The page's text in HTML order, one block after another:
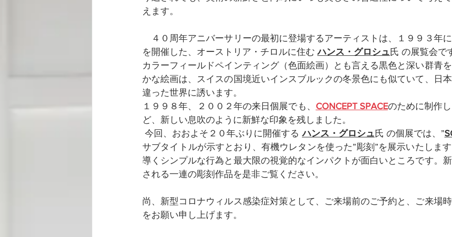
えます。
４０周年アニバーサリーの最初に登場するアーティストは、１９９３年
を開催した、オーストリア・チロルに住む ハンス・グロシュ 氏 の展覧会で
カラーフィールドペインティング（色面絵画）とも言える黒色と深い群青
かな絵画は、スイスの国境近いインスブルックの冬景色にも似ていて、日
違った世界に誘います。
１９９８年、２００２年の来日個展でも、 CONCEPT SPACEのために制作
ど、新しい息吹のように新鮮な印象を残しました。
今回、おおよそ２０年ぶりに開催する ハンス・グロシュ 氏 の個展では、”
サブタイトルが示すとおり、有機ウレタンを使った”彫刻”を展示いたしま
導くシンプルな行為と最大限の視覚的なインパクトが面白いところです。
される一連の彫刻作品を是非ご覧ください。
尚、新型コロナウィルス感染症対策として、ご来場前のご予約と、ご来場
をお願い申し上げます。